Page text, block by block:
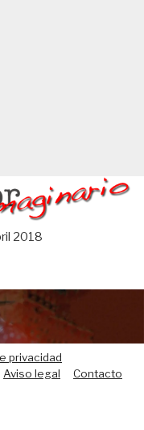
2018
privacidad
Aviso legal Contacto